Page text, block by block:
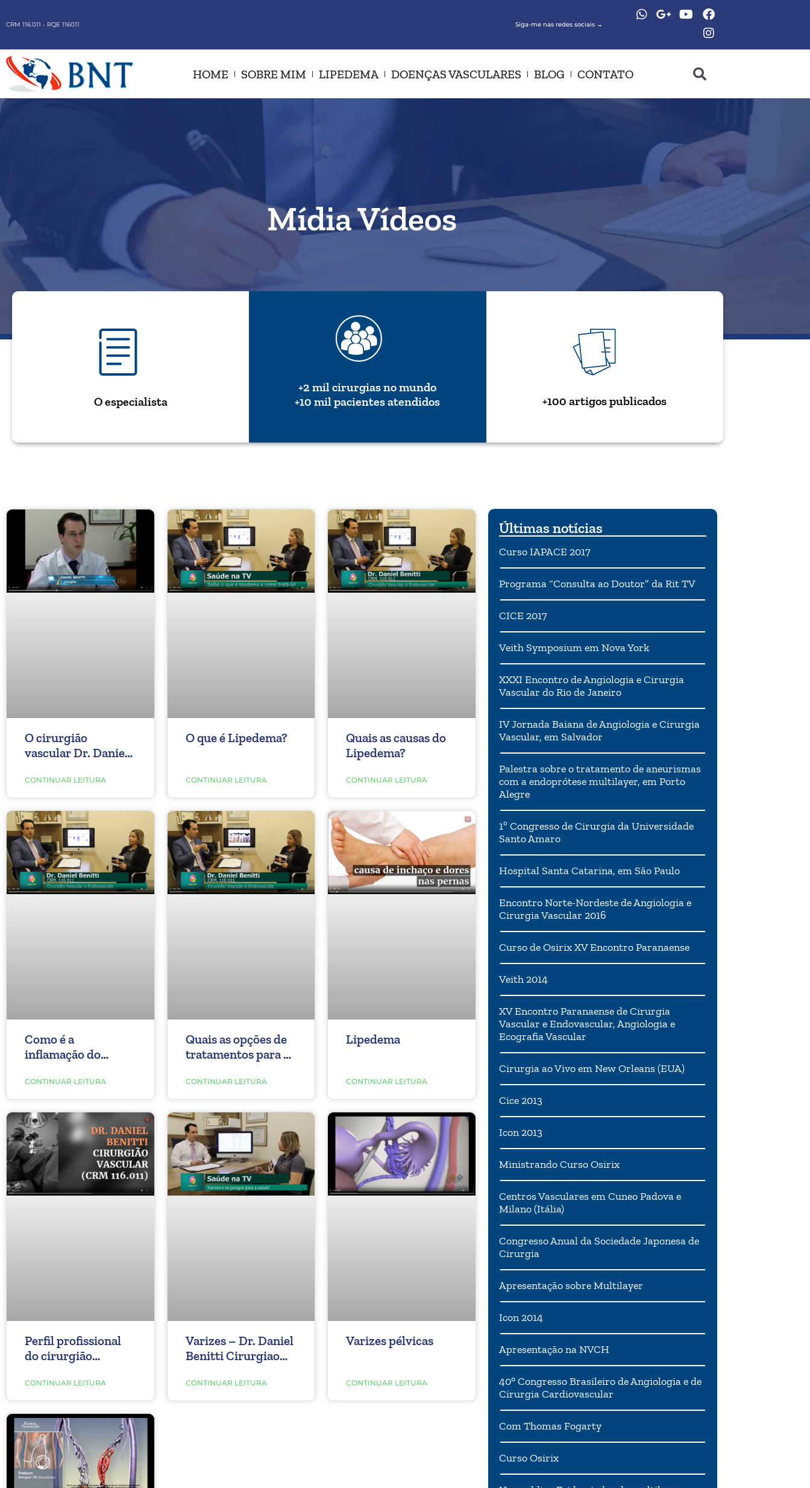
CRM 116.011 - RQE 116011 Siga-me nas redes sociais →
HOME SOBRE MIM LIPEDEMA DOENÇAS VASCULARES BLOG CONTATO
Mídia Vídeos
O especialista
+2 mil cirurgias no mundo
+10 mil pacientes atendidos
+100 artigos publicados
O cirurgião
vascular Dr. Daniel
Espetacular.
CONTINUAR LEITURA
O que é Lipedema?
CONTINUAR LEITURA
Quais as causas do
Lipedema?
CONTINUAR LEITURA
Como é a
inflamação do
CONTINUAR LEITURA
Quais as opções de
tratamentos para o
CONTINUAR LEITURA
Lipedema
CONTINUAR LEITURA
Perfil profissional
do cirurgião
Benitti
CONTINUAR LEITURA
Varizes – Dr. Daniel
Benitti Cirurgiao
CONTINUAR LEITURA
Varizes pélvicas
CONTINUAR LEITURA
Últimas notícias
Curso IAPACE 2017
Programa “Consulta ao Doutor” da Rit TV
CICE 2017
Veith Symposium em Nova York
XXXI Encontro de Angiologia e Cirurgia
Vascular do Rio de Janeiro
IV Jornada Baiana de Angiologia e Cirurgia
Vascular, em Salvador
Palestra sobre o tratamento de aneurismas
com a endoprótese multilayer, em Porto
Alegre
1º Congresso de Cirurgia da Universidade
Santo Amaro
Hospital Santa Catarina, em São Paulo
Encontro Norte-Nordeste de Angiologia e
Cirurgia Vascular 2016
Curso de Osirix XV Encontro Paranaense
Veith 2014
XV Encontro Paranaense de Cirurgia
Vascular e Endovascular, Angiologia e
Ecografia Vascular
Cirurgia ao Vivo em New Orleans (EUA)
Cice 2013
Icon 2013
Ministrando Curso Osirix
Centros Vasculares em Cuneo Padova e
Milano (Itália)
Congresso Anual da Sociedade Japonesa de
Cirurgia
Apresentação sobre Multilayer
Icon 2014
Apresentação na NVCH
40° Congresso Brasileiro de Angiologia e de
Cirurgia Cardiovascular
Com Thomas Fogarty
Curso Osirix